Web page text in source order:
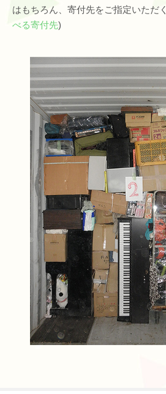
はもちろん、寄付先をご指定いただ
べる寄付先)